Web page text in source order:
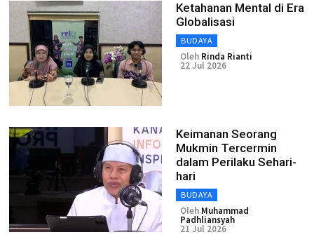
Ketahanan Mental di Era
Globalisasi
BUDAYA
Oleh Rinda Rianti
22 Jul 2026
Keimanan Seorang
Mukmin Tercermin
dalam Perilaku Sehari-
hari
BUDAYA
Oleh Muhammad
Padhliansyah
21 Jul 2026